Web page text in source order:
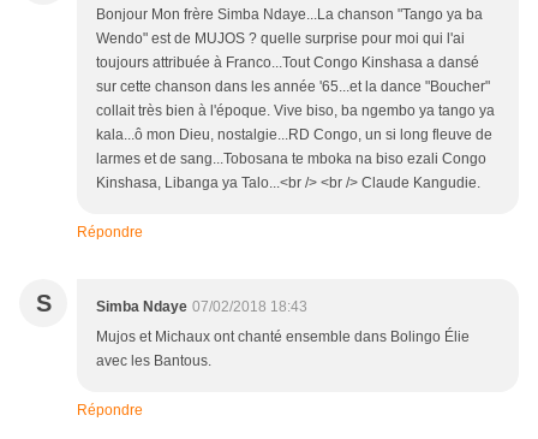
Bonjour Mon frère Simba Ndaye...La chanson "Tango ya ba
Wendo" est de MUJOS ? quelle surprise pour moi qui l'ai
toujours attribuée à Franco...Tout Congo Kinshasa a dansé
sur cette chanson dans les année '65...et la dance "Boucher"
collait très bien à l'époque. Vive biso, ba ngembo ya tango ya
kala...ô mon Dieu, nostalgie...RD Congo, un si long fleuve de
larmes et de sang...Tobosana te mboka na biso ezali Congo
Kinshasa, Libanga ya Talo...<br /> <br /> Claude Kangudie.
Répondre
S Simba Ndaye 07/02/2018 18:43
Mujos et Michaux ont chanté ensemble dans Bolingo Élie
avec les Bantous.
Répondre